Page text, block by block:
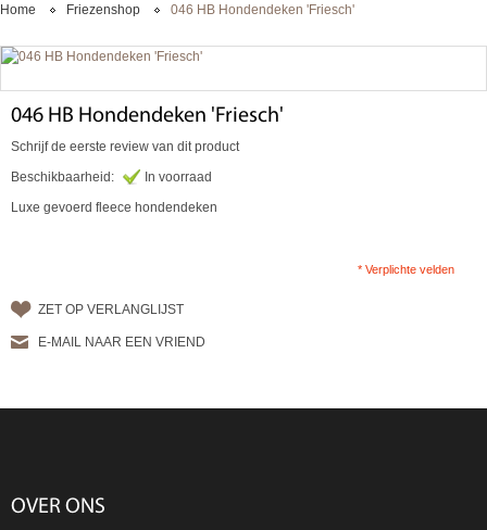
Home Friezenshop 046 HB Hondendeken 'Friesch'
046 HB Hondendeken 'Friesch'
Schrijf de eerste review van dit product
Beschikbaarheid:
In voorraad
Luxe gevoerd fleece hondendeken
* Verplichte velden
ZET OP VERLANGLIJST
E-MAIL NAAR EEN VRIEND
OVER ONS